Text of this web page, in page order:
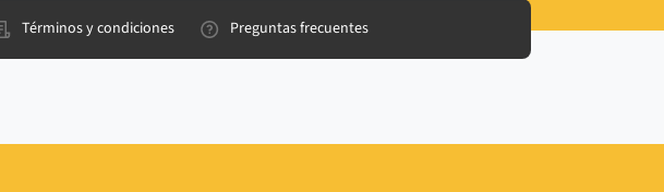
Términos y condiciones Preguntas frecuentes